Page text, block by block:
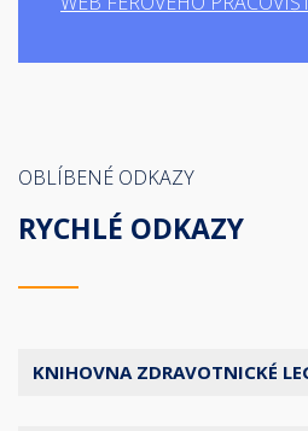
OBLÍBENÉ ODKAZY
RYCHLÉ ODKAZY
KNIHOVNA ZDRAVOTNICKÉ